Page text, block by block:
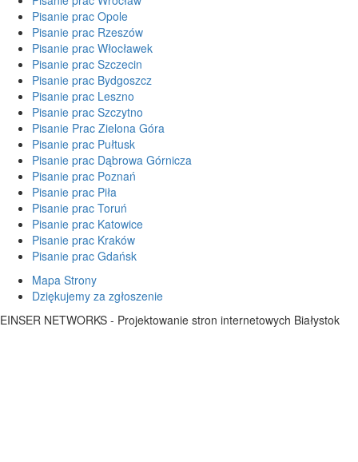
Pisanie prac Opole
Pisanie prac Rzeszów
Pisanie prac Włocławek
Pisanie prac Szczecin
Pisanie prac Bydgoszcz
Pisanie prac Leszno
Pisanie prac Szczytno
Pisanie Prac Zielona Góra
Pisanie prac Pułtusk
Pisanie prac Dąbrowa Górnicza
Pisanie prac Poznań
Pisanie prac Piła
Pisanie prac Toruń
Pisanie prac Katowice
Pisanie prac Kraków
Pisanie prac Gdańsk
Mapa Strony
Dziękujemy za zgłoszenie
EINSER NETWORKS - Projektowanie stron internetowych Białystok